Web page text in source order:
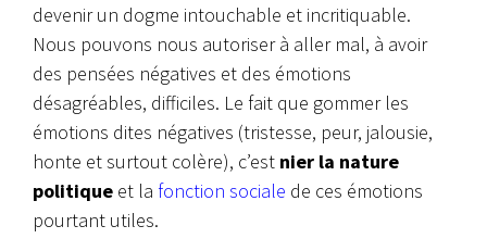
devenir un dogme intouchable et incritiquable.
Nous pouvons nous autoriser à aller mal, à avoir
des pensées négatives et des émotions
désagréables, difficiles. Le fait que gommer les
émotions dites négatives (tristesse, peur, jalousie,
honte et surtout colère), c’est nier la nature
politique et la fonction sociale de ces émotions
pourtant utiles.